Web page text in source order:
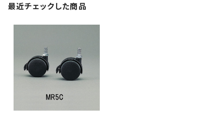
最近チェックした商品